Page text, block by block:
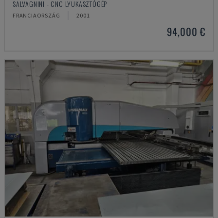
SALVAGNINI - CNC LYUKASZTÓGÉP
FRANCIAORSZÁG 2001
94,000 €